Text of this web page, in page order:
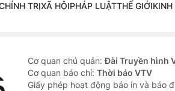
TRỊXÃ HỘIPHÁP LUẬTTHẾ GIỚIKINH
Cơ quan chủ quản:Đài Truyền hình
Cơ quan báo chí: Thời báo VTV
Giấy phép hoạt động báo in và báo